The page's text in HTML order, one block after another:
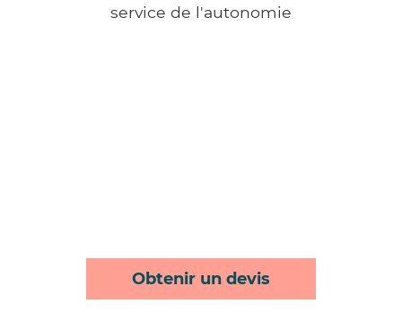
service de l'autonomie
Obtenir un devis